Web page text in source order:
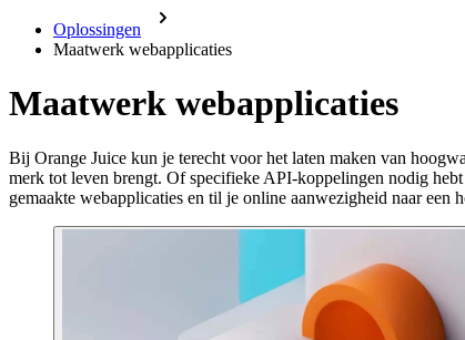
Oplossingen
Maatwerk webapplicaties
Maatwerk webapplicaties
Bij Orange Juice kun je terecht voor het laten maken van
merk tot leven brengt. Of specifieke API-koppelingen nodig
gemaakte webapplicaties en til je online aanwezigheid naar